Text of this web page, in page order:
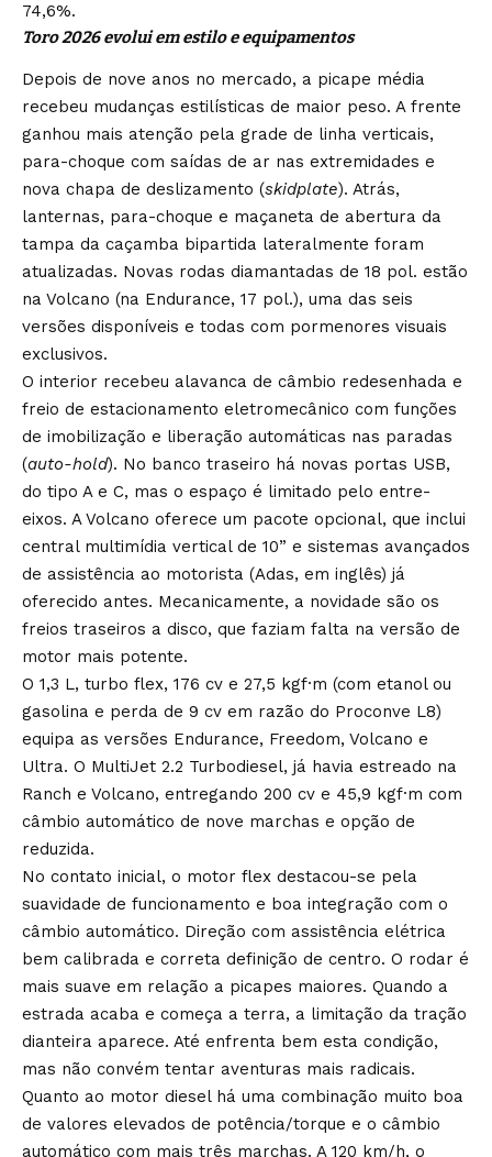
74,6%.
Toro 2026 evolui em estilo e equipamentos
Depois de nove anos no mercado, a picape média
recebeu mudanças estilísticas de maior peso. A frente
ganhou mais atenção pela grade de linha verticais,
para-choque com saídas de ar nas extremidades e
nova chapa de deslizamento (skidplate). Atrás,
lanternas, para-choque e maçaneta de abertura da
tampa da caçamba bipartida lateralmente foram
atualizadas. Novas rodas diamantadas de 18 pol. estão
na Volcano (na Endurance, 17 pol.), uma das seis
versões disponíveis e todas com pormenores visuais
exclusivos.
O interior recebeu alavanca de câmbio redesenhada e
freio de estacionamento eletromecânico com funções
de imobilização e liberação automáticas nas paradas
(auto-hold). No banco traseiro há novas portas USB,
do tipo A e C, mas o espaço é limitado pelo entre-
eixos. A Volcano oferece um pacote opcional, que inclui
central multimídia vertical de 10” e sistemas avançados
de assistência ao motorista (Adas, em inglês) já
oferecido antes. Mecanicamente, a novidade são os
freios traseiros a disco, que faziam falta na versão de
motor mais potente.
O 1,3 L, turbo flex, 176 cv e 27,5 kgf·m (com etanol ou
gasolina e perda de 9 cv em razão do Proconve L8)
equipa as versões Endurance, Freedom, Volcano e
Ultra. O MultiJet 2.2 Turbodiesel, já havia estreado na
Ranch e Volcano, entregando 200 cv e 45,9 kgf·m com
câmbio automático de nove marchas e opção de
reduzida.
No contato inicial, o motor flex destacou-se pela
suavidade de funcionamento e boa integração com o
câmbio automático. Direção com assistência elétrica
bem calibrada e correta definição de centro. O rodar é
mais suave em relação a picapes maiores. Quando a
estrada acaba e começa a terra, a limitação da tração
dianteira aparece. Até enfrenta bem esta condição,
mas não convém tentar aventuras mais radicais.
Quanto ao motor diesel há uma combinação muito boa
de valores elevados de potência/torque e o câmbio
automático com mais três marchas. A 120 km/h, o